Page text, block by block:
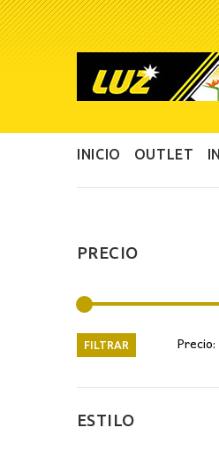
INICIO OUTLET
PRECIO
FILTRAR Precio:
ESTILO